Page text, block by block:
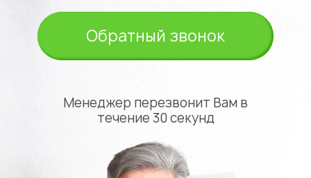
Обратный звонок
Менеджер перезвонит Вам в
течение 30 секунд